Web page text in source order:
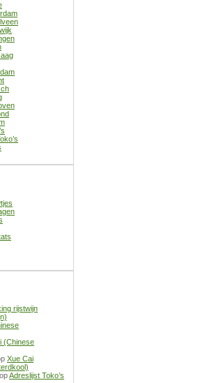
rijstwijn
(Chinese
Xue Cai
opAdreslijst Toko’s